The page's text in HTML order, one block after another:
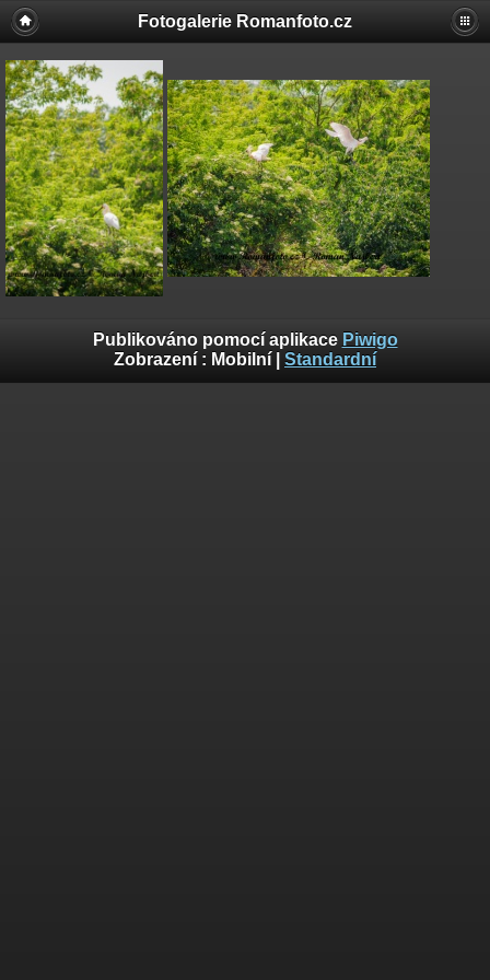
Fotogalerie Romanfoto.cz
Publikováno pomocí aplikace Piwigo
Zobrazení : Mobilní Standardní